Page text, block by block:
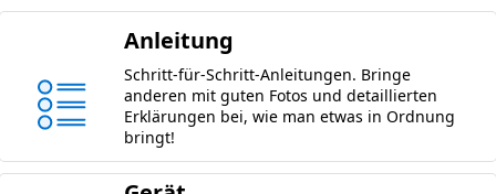
Anleitung
Schritt-für-Schritt-Anleitungen. Bringe
anderen mit guten Fotos und detaillierten
Erklärungen bei, wie man etwas in Ordnung
bringt!